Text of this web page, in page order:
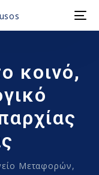
κοινό,
Μεταφορών,